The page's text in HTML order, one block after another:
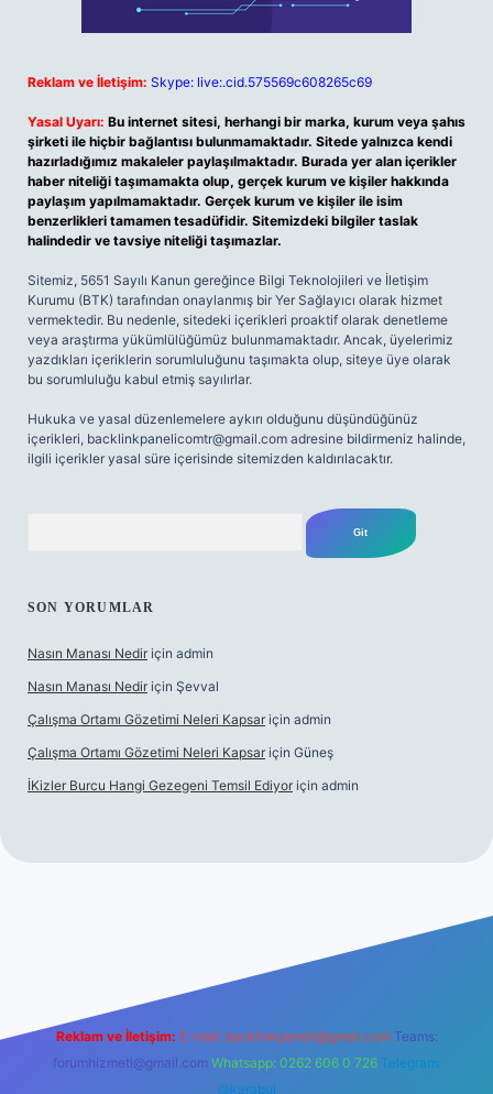
Reklam ve İletişim: Skype: live:.cid.575569c608265c69
Yasal Uyarı: Bu internet sitesi, herhangi bir marka, kurum veya şahıs
şirketi ile hiçbir bağlantısı bulunmamaktadır. Sitede yalnızca kendi
hazırladığımız makaleler paylaşılmaktadır. Burada yer alan içerikler
haber niteliği taşımamakta olup, gerçek kurum ve kişiler hakkında
paylaşım yapılmamaktadır. Gerçek kurum ve kişiler ile isim
benzerlikleri tamamen tesadüfidir. Sitemizdeki bilgiler taslak
halindedir ve tavsiye niteliği taşımazlar.
Sitemiz, 5651 Sayılı Kanun gereğince Bilgi Teknolojileri ve İletişim
Kurumu (BTK) tarafından onaylanmış bir Yer Sağlayıcı olarak hizmet
vermektedir. Bu nedenle, sitedeki içerikleri proaktif olarak denetleme
veya araştırma yükümlülüğümüz bulunmamaktadır. Ancak, üyelerimiz
yazdıkları içeriklerin sorumluluğunu taşımakta olup, siteye üye olarak
bu sorumluluğu kabul etmiş sayılırlar.
Hukuka ve yasal düzenlemelere aykırı olduğunu düşündüğünüz
içerikleri, backlinkpanelicomtr@gmail.com adresine bildirmeniz halinde,
ilgili içerikler yasal süre içerisinde sitemizden kaldırılacaktır.
SON YORUMLAR
Nasın Manası Nedir için admin
Nasın Manası Nedir için Şevval
Çalışma Ortamı Gözetimi Neleri Kapsar için admin
Çalışma Ortamı Gözetimi Neleri Kapsar için Güneş
İKizler Burcu Hangi Gezegeni Temsil Ediyor için admin
Reklam ve İletişim: E-mail: backlinkpaneli@gmail.com Teams:
forumhizmeti@gmail.com Whatsapp: 0262 606 0 726 Telegram:
@karabul